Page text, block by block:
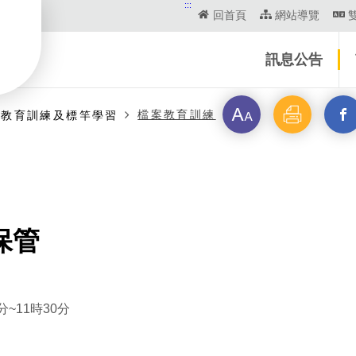
:::
回首頁 網站導覽
訊息公告
育訓練及標竿學習 檔案教育訓練 字 列 另
管
~11時30分